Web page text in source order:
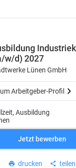
w/d) 2027
Lünen GmbH
Arbeitgeber-Profil
Ausbildung
Jetzt bewerben
drucken teilen